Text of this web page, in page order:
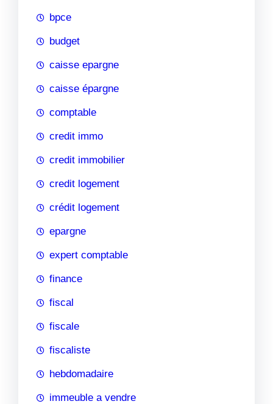
bpce
budget
caisse epargne
caisse épargne
comptable
credit immo
credit immobilier
credit logement
crédit logement
epargne
expert comptable
finance
fiscal
fiscale
fiscaliste
hebdomadaire
immeuble a vendre